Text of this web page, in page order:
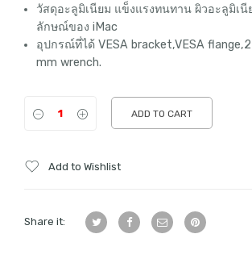
วัสดุอะลูมิเนียม แข็งแรงทนทาน ผิวอะลูมิเนี
ลักษณ์ของ iMac
อุปกรณ์ที่ได้ VESA bracket,VESA
mm wrench.
ADD TO CART
Add to Wishlist
Share it: